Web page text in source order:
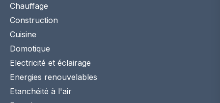
Chauffage
Construction
Cuisine
Domotique
Electricité et éclairage
Energies renouvelables
Etanchéité à l'air